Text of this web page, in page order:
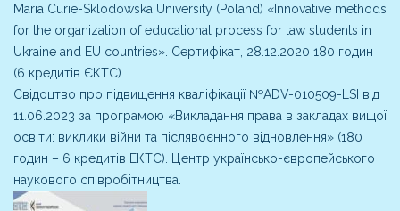
Maria Curie-Sklodowska University (Poland) «Innovative methods
for the organization of educational process for law students in
Ukraine and EU countries». Сертифікат, 28.12.2020 180 годин
(6 кредитів ЄКТС).
Свідоцтво про підвищення кваліфікації №ADV-010509-LSI від
11.06.2023 за програмою «Викладання права в закладах вищої
освіти: виклики війни та післявоєнного відновлення» (180
годин – 6 кредитів ЕКТС). Центр українсько-європейського
наукового співробітництва.